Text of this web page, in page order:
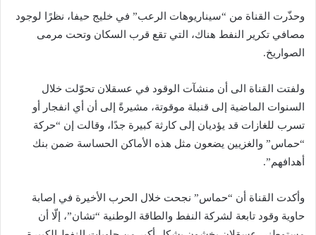
وحذّرت القناة من “سيناريوهات الرعب” في خليج حيفا، نظرًا لوجود
مصافي تكرير النفط هناك، التي تقع قرب السكان وتحت مرمى
الصواريخ.
ولفتت القناة الى أن منشآت الوقود في عسقلان تحوّلت خلال
السنوات الماضية إلى قنبلة موقوتة، مشيرةً إلى أن أي انفجار أو
تسرب للغازات قد يؤديان إلى كارثة كبيرة جدًا، وقالت إن “حركة
“حماس” والغزيين يضعون مثل هذه الأماكن الحساسة ضمن بنك
أهدافهم”.
وأكدت القناة أن “حماس” نجحت خلال الحرب الأخيرة في إصابة
حاوية وقود تابعة لشركة النفط والطاقة الوطنية “تشان”، إلّا أن